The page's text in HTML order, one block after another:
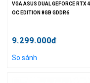
VGA ASUS DUAL GEFORCE RTX
OC EDITION 8GB GDDR6
9.299.000đ
So sánh